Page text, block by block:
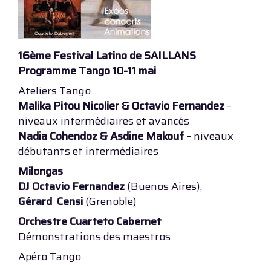
16ème Festival Latino de SAILLANS
Programme Tango 10-11 mai
Ateliers Tango
Malika Pitou Nicolier & Octavio Fernandez–
niveaux intermédiaires et avancés
Nadia Cohendoz & Asdine Makouf– niveaux
débutants et intermédiaires
Milongas
DJ Octavio Fernandez(Buenos Aires),
Gérard Censi(Grenoble)
Orchestre Cuarteto Cabernet
Démonstrations des maestros
Apéro Tango